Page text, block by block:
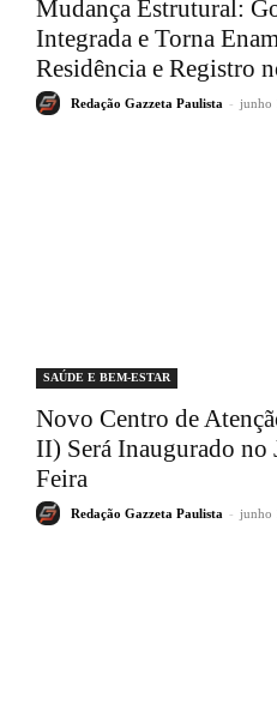
Mudança Estrutural:
Integrada e Torna
Residência e Registro
Redação Gazzeta Paulista - junho
SAÚDE E BEM-ESTAR
Novo Centro de
II) Será Inaugurado no
Feira
Redação Gazzeta Paulista - junho